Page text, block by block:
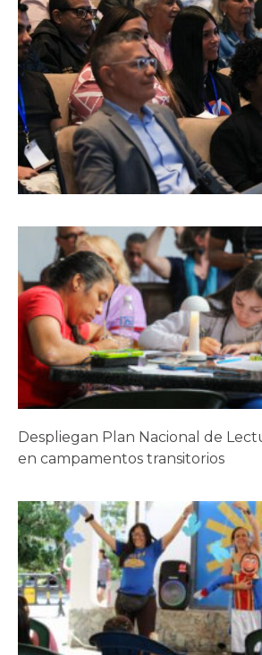
Despliegan Plan Nacional de
en campamentos transitorios